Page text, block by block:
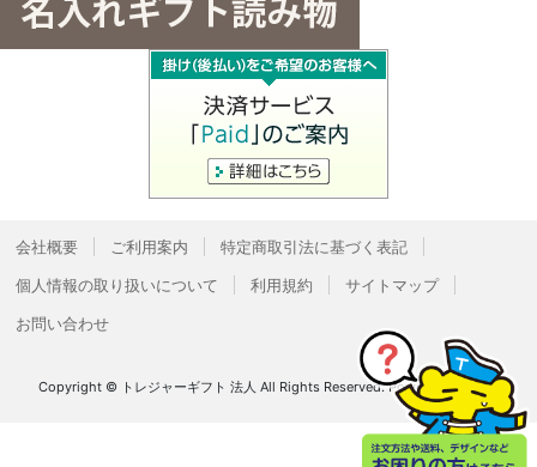
会社概要 ご利用案内
特定商取引法に基づく表記
個人情報の取り扱いについて
利用規約
サイトマップ
お問い合わせ
Copyright © トレジャーギフト 法人 All Rights Reserved.Powered by Bcart